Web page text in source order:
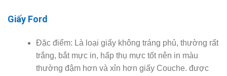
Giấy Ford
Đặc điểm: Là loại giấy không tráng phủ, thường rất
trắng, bắt mực in, hấp thụ mực tốt nên in màu
thường đậm hơn và xỉn hơn giấy Couche. được